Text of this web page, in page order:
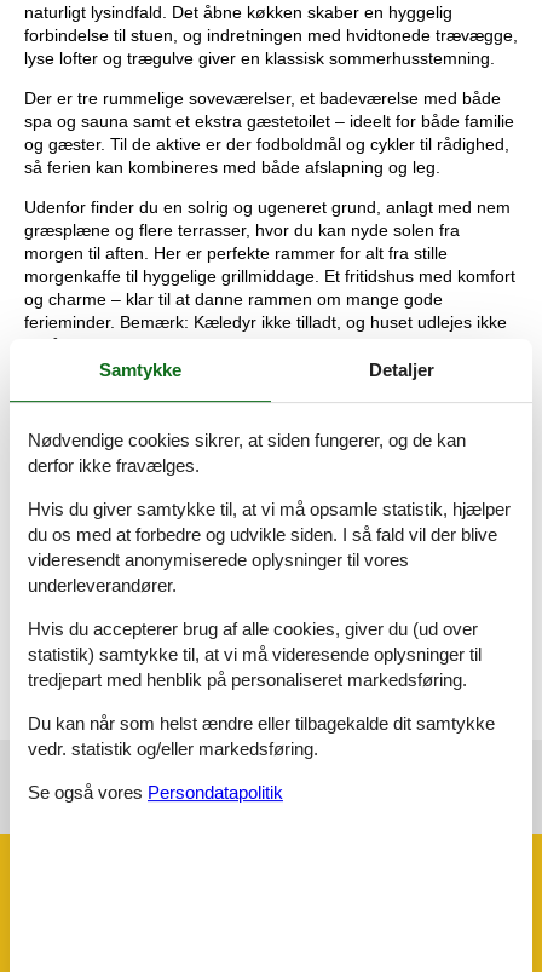
naturligt lysindfald. Det åbne køkken skaber en hyggelig
forbindelse til stuen, og indretningen med hvidtonede trævægge,
lyse lofter og trægulve giver en klassisk sommerhusstemning.
Der er tre rummelige soveværelser, et badeværelse med både
spa og sauna samt et ekstra gæstetoilet – ideelt for både familie
og gæster. Til de aktive er der fodboldmål og cykler til rådighed,
så ferien kan kombineres med både afslapning og leg.
Udenfor finder du en solrig og ugeneret grund, anlagt med nem
græsplæne og flere terrasser, hvor du kan nyde solen fra
morgen til aften. Her er perfekte rammer for alt fra stille
morgenkaffe til hyggelige grillmiddage. Et fritidshus med komfort
og charme – klar til at danne rammen om mange gode
ferieminder. Bemærk: Kæledyr ikke tilladt, og huset udlejes ikke
til håndværkere.
1 Opholdsstue:
3 Soveværelser:1 dobbeltseng | 1 dobbeltseng | 1 dobbeltseng
Køkken:
Wc, håndvask, bruser
Bad/wc:Wc, håndvask
Og: El-varme, naturgrund med træer 1200 m2 ,
sommerhusområde
Nøgleinformation
Nøglen til ferieboligen er til rådighed fra kl. 16:00 på
Nøglen udleveres ved huset.
Se nabo emner Se solens gang om emnet
Samtykke Detaljer
Nødvendige cookies sikrer, at siden fungerer, og de kan
derfor ikke fravælges.
Hvis du giver samtykke til, at vi må opsamle statistik, hjælper
du os med at forbedre og udvikle siden. I så fald vil der blive
videresendt anonymiserede oplysninger til vores
underleverandører.
Hvis du accepterer brug af alle cookies, giver du (ud over
statistik) samtykke til, at vi må videresende oplysninger til
tredjepart med henblik på personaliseret markedsføring.
Du kan når som helst ændre eller tilbagekalde dit samtykke
vedr. statistik og/eller markedsføring.
Se også vores Persondatapolitik